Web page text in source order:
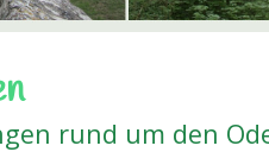
rund um den